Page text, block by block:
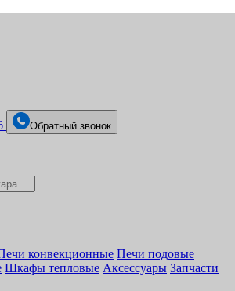
Обратный звонок
конвекционные Печи подовые
Шкафы тепловые Аксессуары Запчасти